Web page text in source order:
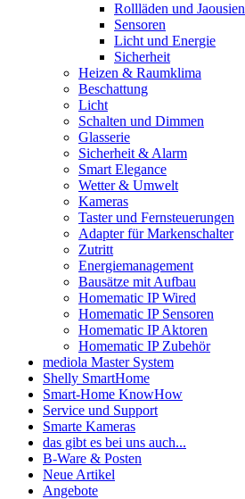
Rollläden und Jaousien
Sensoren
Licht und Energie
Sicherheit
Heizen & Raumklima
Beschattung
Licht
Schalten und Dimmen
Glasserie
Sicherheit & Alarm
Smart Elegance
Wetter & Umwelt
Kameras
Taster und Fernsteuerungen
Adapter für Markenschalter
Zutritt
Energiemanagement
Bausätze mit Aufbau
Homematic IP Wired
Homematic IP Sensoren
Homematic IP Aktoren
Homematic IP Zubehör
mediola Master System
Shelly SmartHome
Smart-Home KnowHow
Service und Support
Smarte Kameras
das gibt es bei uns auch...
B-Ware & Posten
Neue Artikel
Angebote